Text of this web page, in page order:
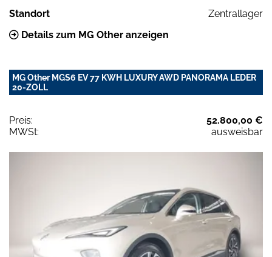
Standort
Zentrallager
Details zum MG Other anzeigen
MG Other MGS6 EV 77 KWH LUXURY AWD PANORAMA LEDER
20-ZOLL
Preis:
52.800,00 €
MWSt:
ausweisbar